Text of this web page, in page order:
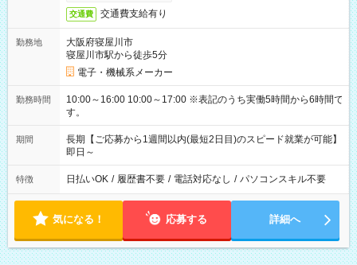
交通費 交通費支給有り
勤務地
大阪府寝屋川市
寝屋川市駅から徒歩5分
電子・機械系メーカー
勤務時間
10:00～16:00 10:00～17:00 ※表記のうち実働5時間から6時間で
す。
期間
長期【ご応募から1週間以内(最短2日目)のスピード就業が可能】
即日～
特徴 日払いOK / 履歴書不要 / 電話対応なし / パソコンスキル不要
気になる！ 応募する 詳細へ